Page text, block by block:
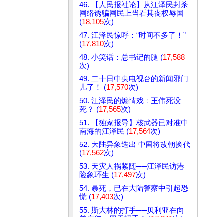
46. 【人民报社论】从江泽民封杀
网络诱骗网民上当看其丧权辱国
(18,105次)
47. 江泽民惊呼：“时间不多了！”
(17,810次)
48. 小笑话：总书记的腿 (17,588
次)
49. 二十日中央电视台的新闻邪门
儿了！ (17,570次)
50. 江泽民的煽情戏：王伟死没
死？ (17,565次)
51. 【独家报导】核武器已对准中
南海的江泽民 (17,564次)
52. 大陆异象迭出 中国将改朝换代
(17,562次)
53. 天灾人祸紧随──江泽民访港
险象环生 (17,497次)
54. 暴死，已在大陆警察中引起恐
慌 (17,403次)
55. 斯大林的打手──贝利亚在向